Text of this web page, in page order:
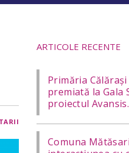
ARTICOLE RECENTE
Primăria
premiată la Gala
proiectul
Comuna